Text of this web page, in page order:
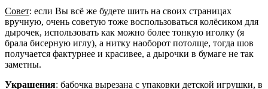
Совет: если Вы всё же будете шить на своих страницах
вручную, очень советую тоже воспользоваться колёсиком для
дырочек, использовать как можно более тонкую иголку (я
брала бисерную иглу), а нитку наоборот потолще, тогда шов
получается фактурнее и красивее, а дырочки в бумаге не так
заметны.
Украшения: бабочка вырезана с упаковки детской игрушки, в